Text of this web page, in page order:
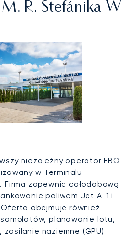
R. Štefánika W
niezależny operator FBO
w Terminalu
zapewnia całodobową
paliwem Jet A-1 i
obejmuje również
planowanie lotu,
naziemne (GPU)